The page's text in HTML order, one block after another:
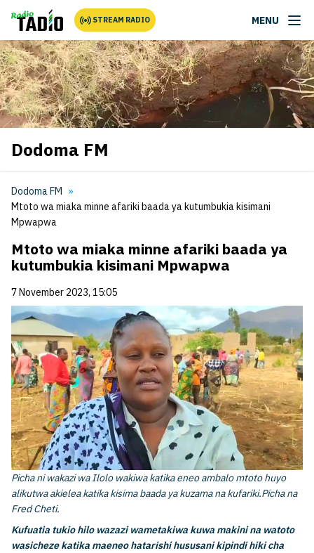
STREAM RADIO MENU
Dodoma FM
Dodoma FM
Mtoto wa miaka minne afariki baada ya kutumbukia kisimani
Mpwapwa
Mtoto wa miaka minne afariki baada ya
kutumbukia kisimani Mpwapwa
7 November 2023, 15:05
Picha ni wakazi wa Ilolo wakiwa katika eneo ambalo mtoto huyo
alikutwa akielea katika kisima baada ya kuzama na kufariki.Picha na
Fred Cheti.
Kufuatia tukio hilo wazazi wametakiwa kuwa makini na watoto
wasicheze katika maeneo hatarishi hususani kipindi hiki cha